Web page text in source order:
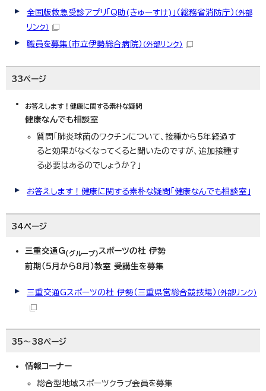
全国版救急受診アプリ「Q助(きゅーすけ)」（総務省消防庁） （外部
リンク）
職員を募集（市立伊勢総合病院） （外部リンク）
33ページ
お答えします！健康に関する素朴な疑問
健康なんでも相談室
質問「肺炎球菌のワクチンについて、接種から5年経過す
ると効果がなくなってくると聞いたのですが、追加接種す
る必要はあるのでしょうか？」
お答えします！健康に関する素朴な疑問「健康なんでも相談室」
34ページ
三重交通G(グループ)スポーツの杜 伊勢
前期（5月から8月）教室 受講生を募集
三重交通Gスポーツの杜 伊勢（三重県営総合競技場） （外部リンク）
35～38ページ
情報コーナー
総合型地域スポーツクラブ会員を募集